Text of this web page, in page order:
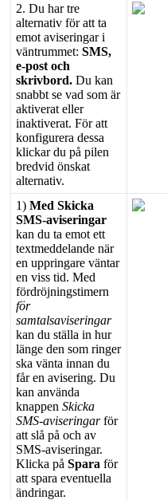
2. Du har tre
alternativ för att ta
emot aviseringar i
väntrummet: SMS,
e-post och
skrivbord. Du kan
snabbt se vad som är
aktiverat eller
inaktiverat. För att
konfigurera dessa
klickar du på pilen
bredvid önskat
alternativ.
1) Med Skicka
SMS-aviseringar
kan du ta emot ett
textmeddelande när
en uppringare väntar
en viss tid. Med
fördröjningstimern
för
samtalsaviseringar
kan du ställa in hur
länge den som ringer
ska vänta innan du
får en avisering. Du
kan använda
knappen Skicka
SMS-aviseringar för
att slå på och av
SMS-aviseringar.
Klicka på Spara för
att spara eventuella
ändringar.